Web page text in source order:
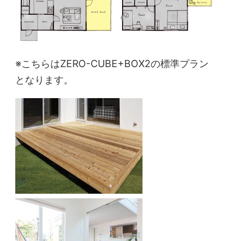
※こちらはZERO-CUBE+BOX2の標準プラン
となります。